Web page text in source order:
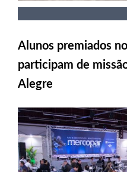
Alunos premiados
participam de
Alegre